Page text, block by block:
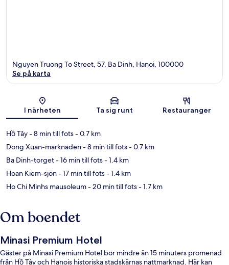
Karta
Nguyen Truong To Street, 57, Ba Dinh, Hanoi, 100000
Se på karta
I närheten Ta sig runt Restauranger
Hồ Tây- 8 min till fots- 0.7 km
Dong Xuan-marknaden- 8 min till fots- 0.7 km
Ba Dinh-torget- 16 min till fots- 1.4 km
Hoan Kiem-sjön- 17 min till fots- 1.4 km
Ho Chi Minhs mausoleum- 20 min till fots- 1.7 km
Om boendet
Minasi Premium Hotel
Gäster på Minasi Premium Hotel bor mindre än 15 minuters promenad
från Hồ Tây och Hanois historiska stadskärnas nattmarknad. Här kan